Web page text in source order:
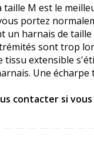
M est le
portez
un harnais de
sont trop
tissu extensible
Une
contacter si